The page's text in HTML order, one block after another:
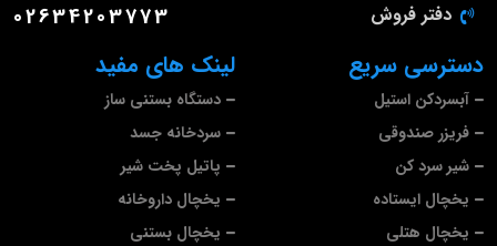
لینک های مفید
دستگاه بستنی ساز
سردخانه جسد
پاتیل پخت شیر
یخچال داروخانه
یخچال بستنی
دسترسی سریع
آبسردکن استیل
فریزر صندوقی
شیر سرد کن
یخچال ایستاده
یخچال هتلی
دفتر فروش 02634203773